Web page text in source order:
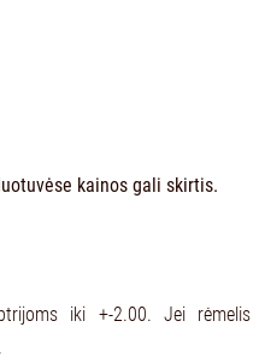
kainos gali skirtis.
iki +-2.00. Jei rėmelis